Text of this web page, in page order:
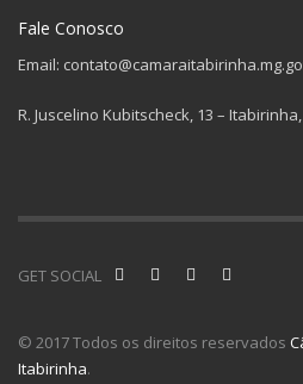
Fale Conosco
Email:
R. Juscelino Kubitscheck, 13 –
GET SOCIAL
© 2017 Todos os direitos reservados
Itabirinha.